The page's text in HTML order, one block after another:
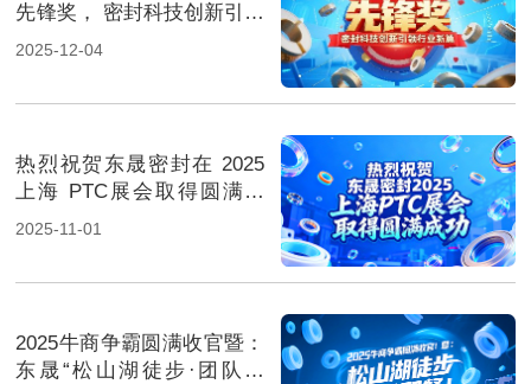
先锋奖， 密封科技创新引领
行业新篇！
2025-12-04
热烈祝贺东晟密封在 2025
上海 PTC展会取得圆满成
功！
2025-11-01
2025牛商争霸圆满收官暨：
东晟“松山湖徒步·团队聚